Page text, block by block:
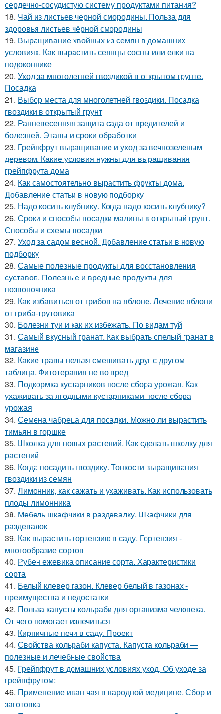
сердечно-сосудистую систему продуктами питания?
18. Чай из листьев черной смородины. Польза для
здоровья листьев чёрной смородины
19. Выращивание хвойных из семян в домашних
условиях. Как вырастить сеянцы сосны или елки на
подоконнике
20. Уход за многолетней гвоздикой в открытом грунте.
Посадка
21. Выбор места для многолетней гвоздики. Посадка
гвоздики в открытый грунт
22. Ранневесенняя защита сада от вредителей и
болезней. Этапы и сроки обработки
23. Грейпфрут выращивание и уход за вечнозеленым
деревом. Какие условия нужны для выращивания
грейпфрута дома
24. Как самостоятельно вырастить фрукты дома.
Добавление статьи в новую подборку
25. Надо косить клубнику. Когда надо косить клубнику?
26. Сроки и способы посадки малины в открытый грунт.
Способы и схемы посадки
27. Уход за садом весной. Добавление статьи в новую
подборку
28. Самые полезные продукты для восстановления
суставов. Полезные и вредные продукты для
позвоночника
29. Как избавиться от грибов на яблоне. Лечение яблони
от гриба-трутовика
30. Болезни туи и как их избежать. По видам туй
31. Самый вкусный гранат. Как выбрать спелый гранат в
магазине
32. Какие травы нельзя смешивать друг с другом
таблица. Фитотерапия не во вред
33. Подкормка кустарников после сбора урожая. Как
ухаживать за ягодными кустарниками после сбора
урожая
34. Семена чабреца для посадки. Можно ли вырастить
тимьян в горшке
35. Школка для новых растений. Как сделать школку для
растений
36. Когда посадить гвоздику. Тонкости выращивания
гвоздики из семян
37. Лимонник, как сажать и ухаживать. Как использовать
плоды лимонника
38. Мебель шкафчики в раздевалку. Шкафчики для
раздевалок
39. Как вырастить гортензию в саду. Гортензия -
многообразие сортов
40. Рубен ежевика описание сорта. Характеристики
сорта
41. Белый клевер газон. Клевер белый в газонах -
преимущества и недостатки
42. Польза капусты кольраби для организма человека.
От чего помогает излечиться
43. Кирпичные печи в саду. Проект
44. Свойства кольраби капуста. Капуста кольраби —
полезные и лечебные свойства
45. Грейпфрут в домашних условиях уход. Об уходе за
грейпфрутом:
46. Применение иван чая в народной медицине. Сбор и
заготовка